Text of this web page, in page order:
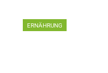
ERNÄHRUNG